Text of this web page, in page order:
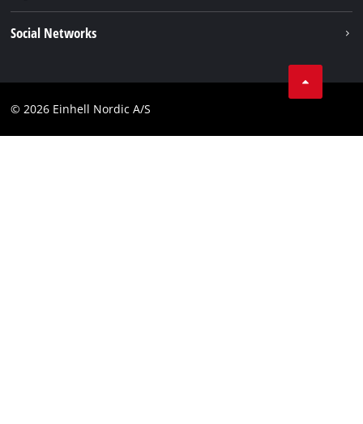
Compliance
Social Networks
Youtube
© 2026 Einhell Nordic A/S